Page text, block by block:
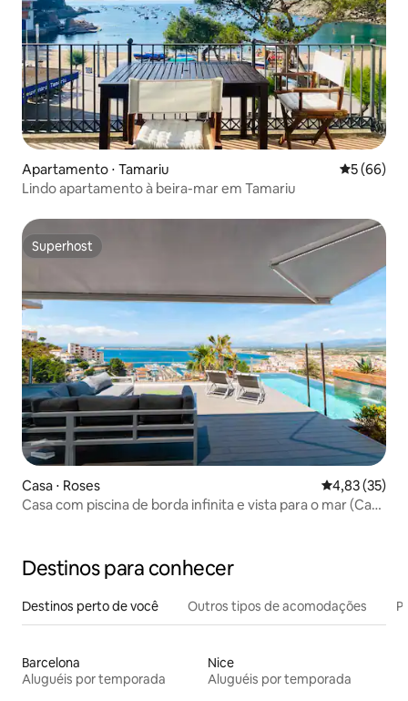
Apartamento ⋅ Tamariu 5 de uma
5 (66)
Lindo apartamento à beira-mar em Tamariu
Superhost
Superhost
Casa ⋅ Roses 4,83 de uma
4,83 (35)
Casa com piscina de borda infinita e vista para o mar (Cap
Destinos para conhecer
Destinos perto de você Outros tipos de acomodações
Barcelona
Aluguéis por temporada
Nice
Aluguéis por temporada